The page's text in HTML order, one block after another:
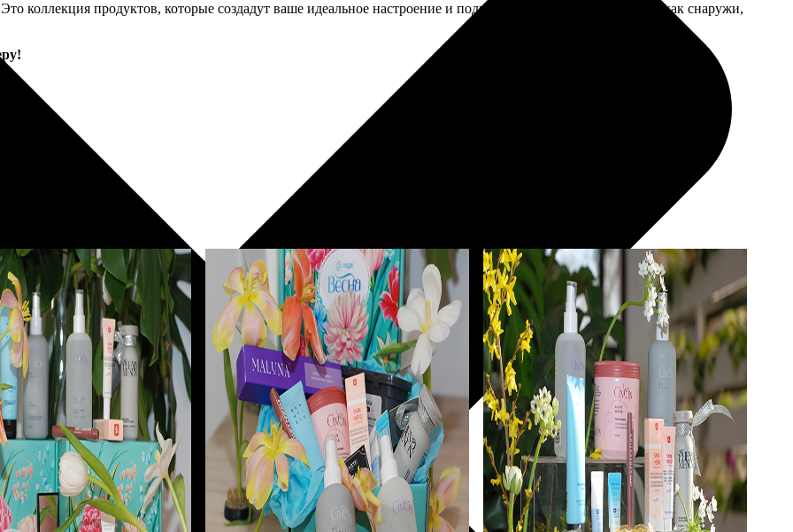
коллекция продуктов, которые создадут ваше идеальное настроение и подчеркнут природное сияние — как снаружи,